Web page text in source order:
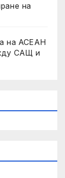
на
на АСЕАН
САЩ и